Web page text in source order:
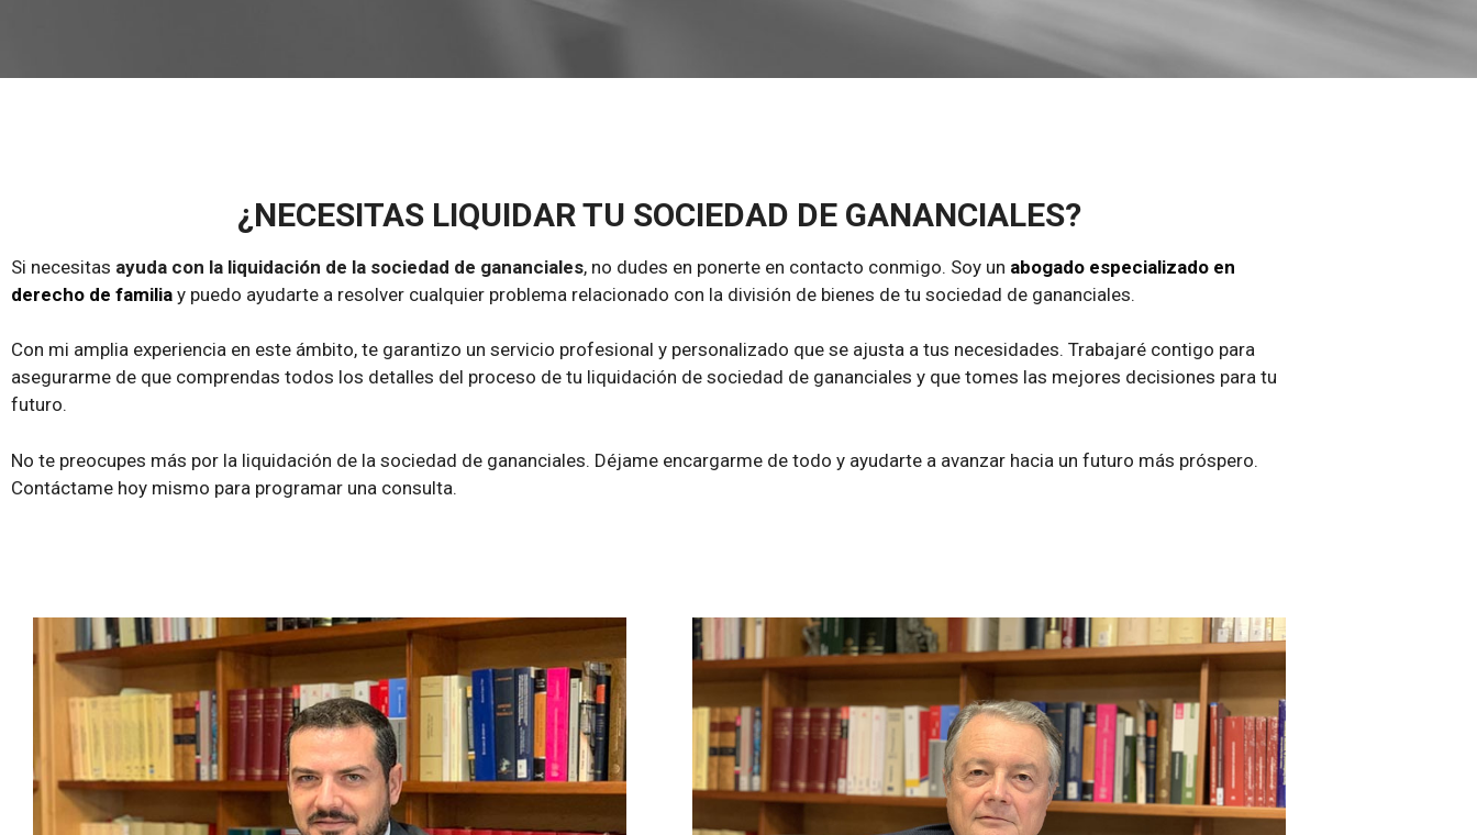
¿NECESITAS LIQUIDAR TU SOCIEDAD DE GANANCIALES?
Si necesitas ayuda con la liquidación de la sociedad de gananciales, no dudes en ponerte en contacto conmigo. Soy un abogado especializado en
derecho de familia y puedo ayudarte a resolver cualquier problema relacionado con la división de bienes de tu sociedad de gananciales.
Con mi amplia experiencia en este ámbito, te garantizo un servicio profesional y personalizado que se ajusta a tus necesidades. Trabajaré contigo para
asegurarme de que comprendas todos los detalles del proceso de tu liquidación de sociedad de gananciales y que tomes las mejores decisiones para tu
futuro.
No te preocupes más por la liquidación de la sociedad de gananciales. Déjame encargarme de todo y ayudarte a avanzar hacia un futuro más próspero.
Contáctame hoy mismo para programar una consulta.